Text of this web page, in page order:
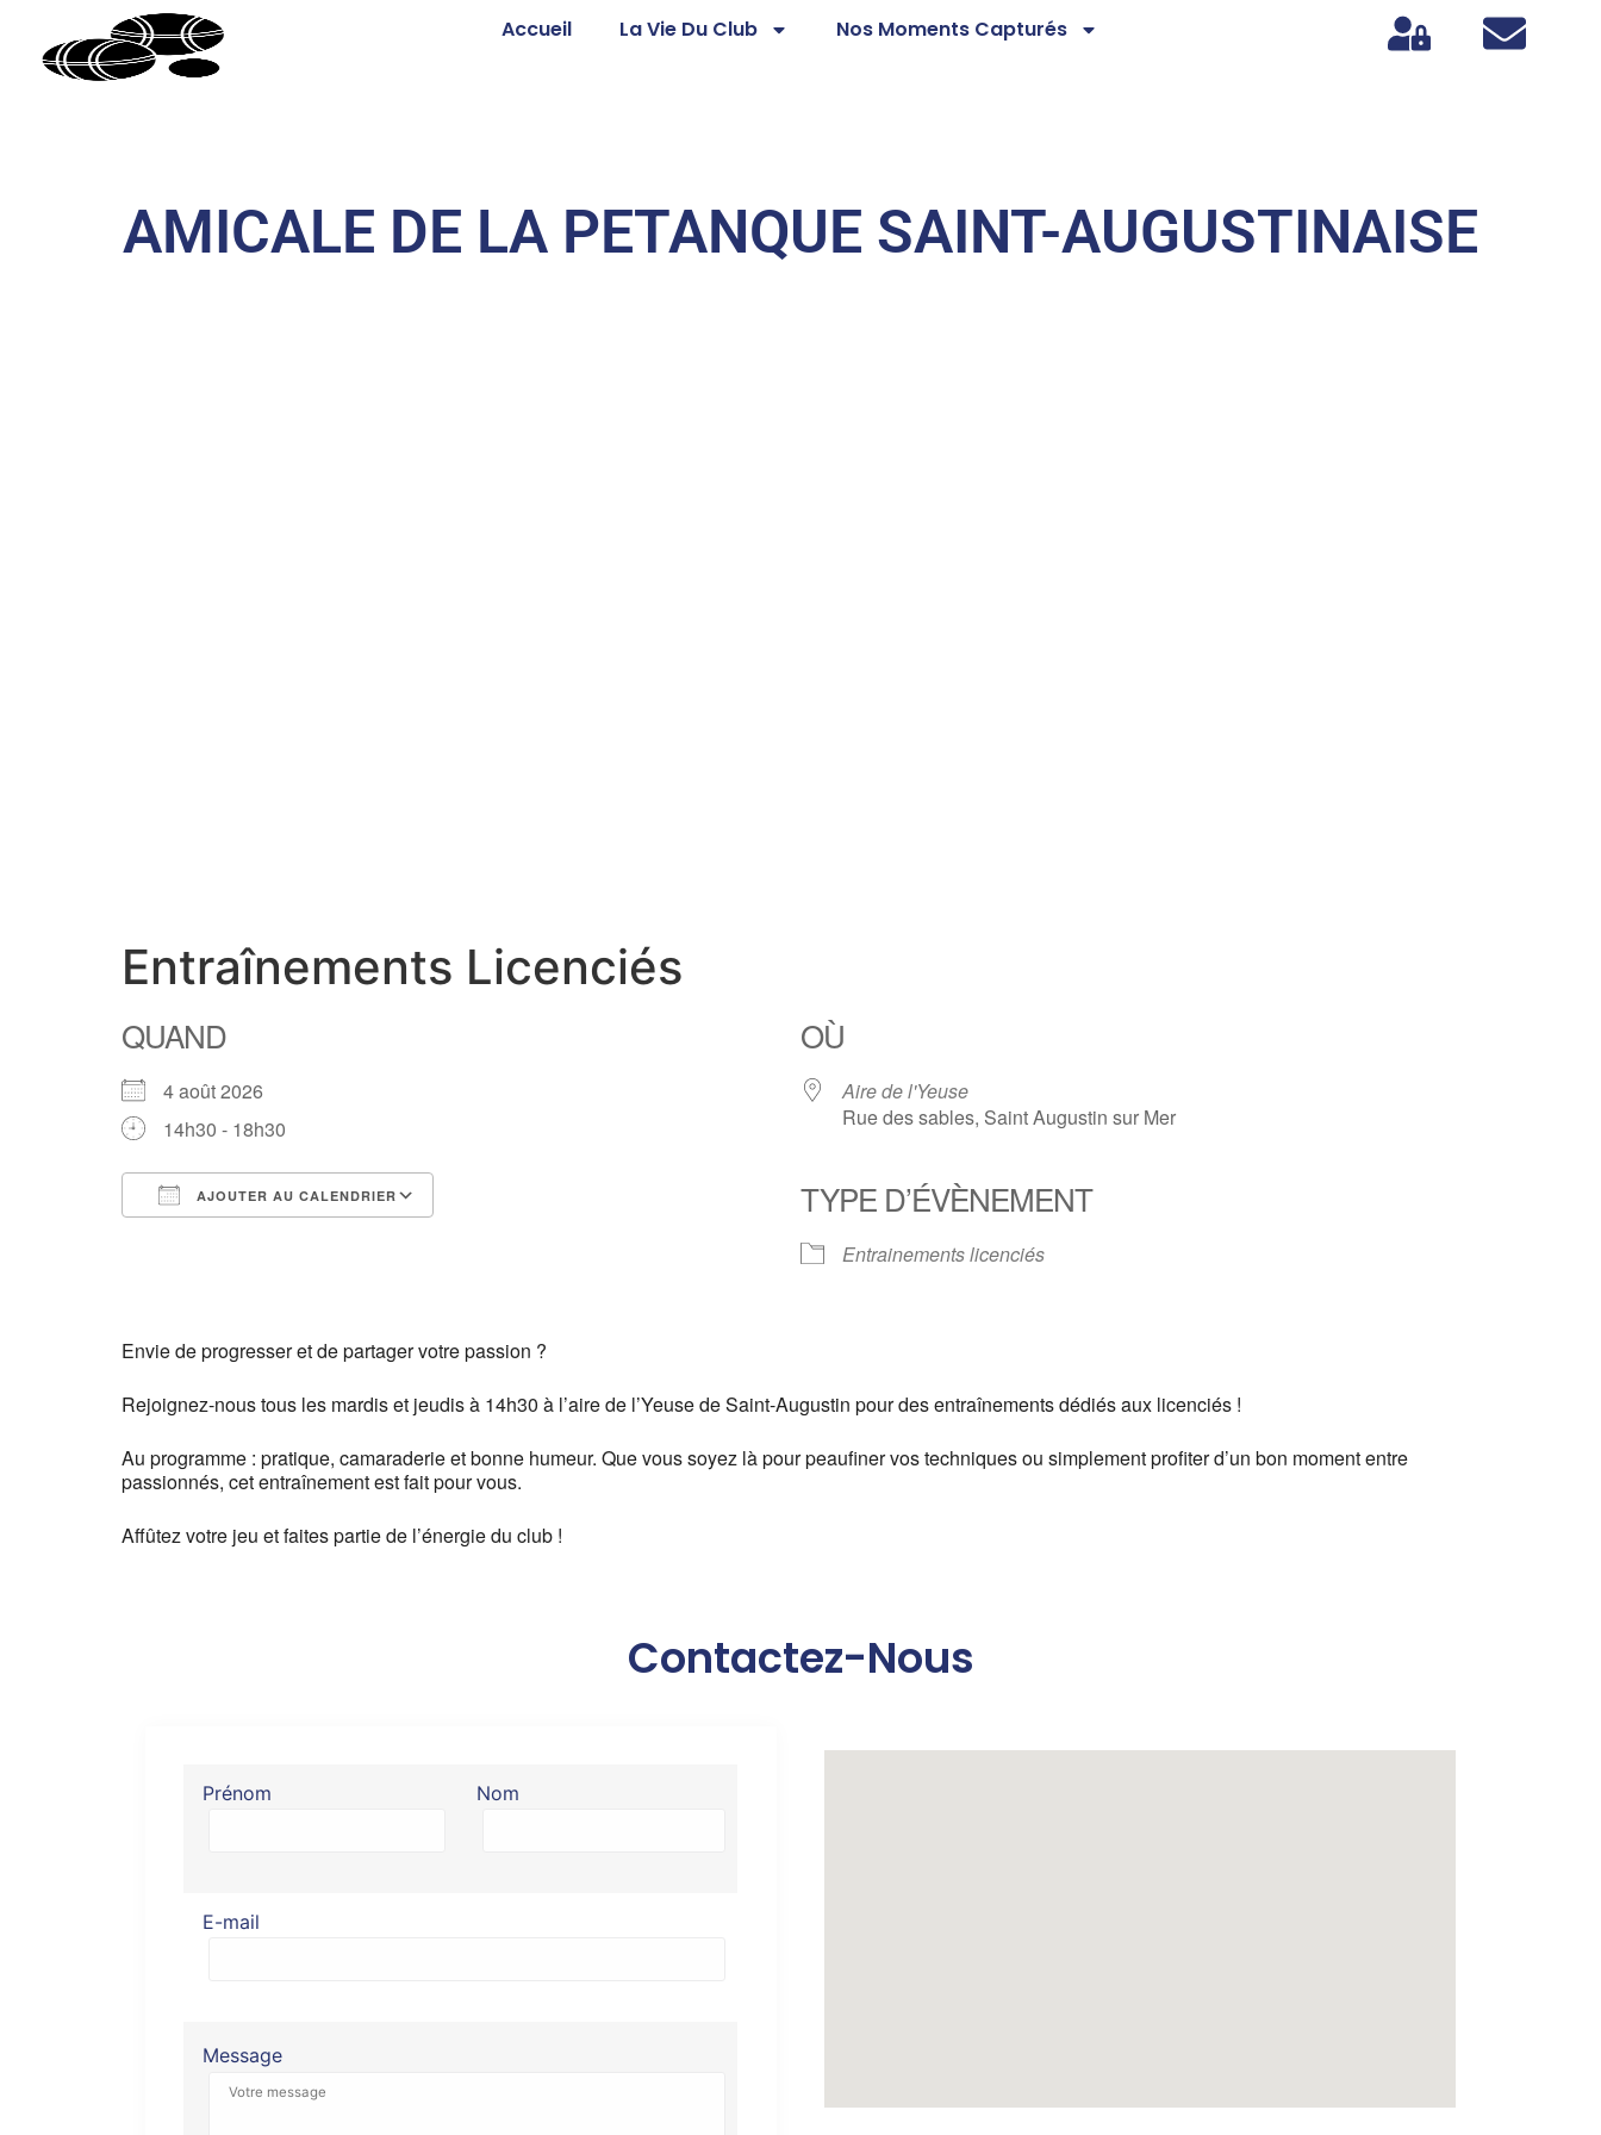
Accueil La Vie Du Club Nos Moments Capturés
AMICALE DE LA PETANQUE SAINT-AUGUSTINAISE
Entraînements Licenciés
QUAND
4 août 2026
14h30 - 18h30
AJOUTER AU CALENDRIER
iCalendar
OÙ
Aire de l'Yeuse
Rue des sables, Saint Augustin sur Mer
TYPE D’ÉVÈNEMENT
Entrainements licenciés
Envie de progresser et de partager votre passion ?
Rejoignez-nous tous les mardis et jeudis à 14h30 à l’aire de l’Yeuse de Saint-Augustin pour des entraînements dédiés aux licenciés !
Au programme : pratique, camaraderie et bonne humeur. Que vous soyez là pour peaufiner vos techniques ou simplement profiter d’un bon moment entre
passionnés, cet entraînement est fait pour vous.
Affûtez votre jeu et faites partie de l’énergie du club !
Contactez-Nous
Prénom Nom
E-mail
Message